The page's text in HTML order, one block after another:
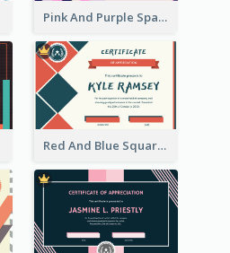
Pink And Purple Sparkles Fancy Certificate
Red And Blue Squares Pattern Certificate